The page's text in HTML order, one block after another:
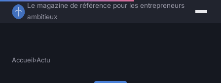
Le magazine de référence pour les entrepreneurs
ambitieux
Accueil›Actu